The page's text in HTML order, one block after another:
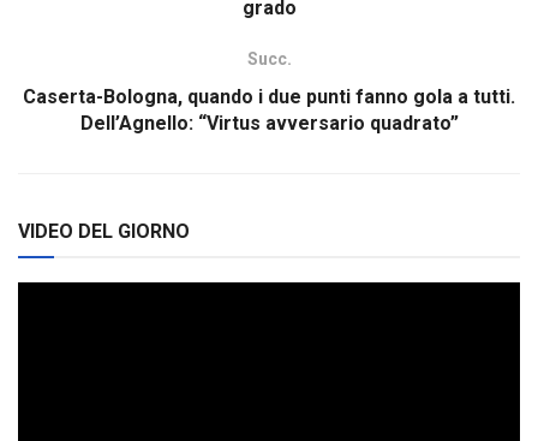
grado
Succ.
Caserta-Bologna, quando i due punti fanno gola a tutti.
Dell’Agnello: “Virtus avversario quadrato”
VIDEO DEL GIORNO